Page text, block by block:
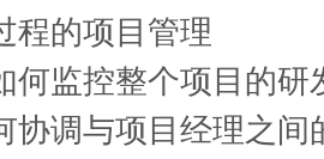
程的项目管理
何监控整个项目的研
协调与项目经理之间